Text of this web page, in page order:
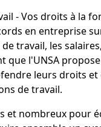
- Vos droits à la
en entreprise
travail, les
que l'UNSA
leurs droits
de travail.
et nombreux pour